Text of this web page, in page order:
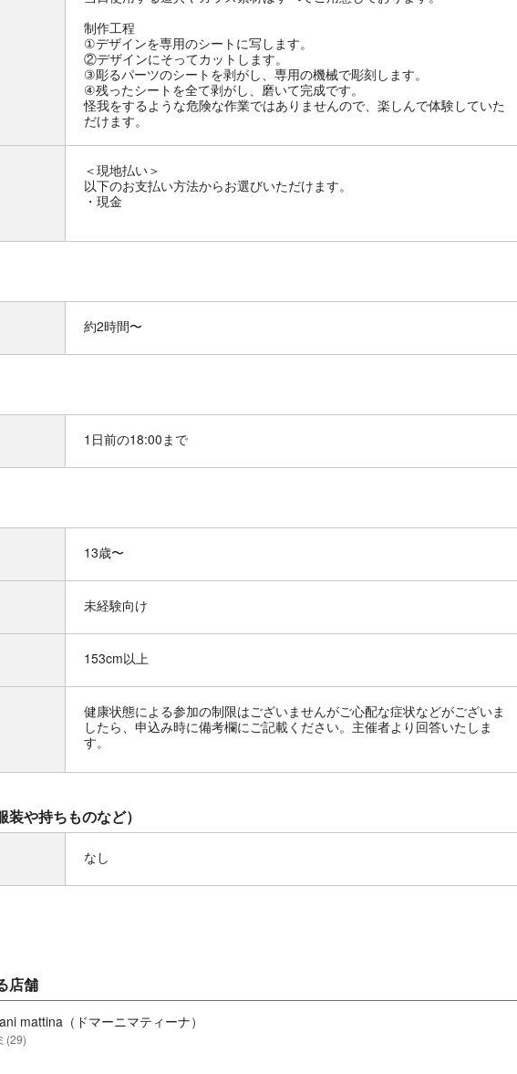
制作工程
①デザインを専用のシートに写します。
②デザインにそってカットします。
③彫るパーツのシートを剥がし、専用の機械で彫刻します。
④残ったシートを全て剥がし、磨いて完成です。
怪我をするような危険な作業ではありませんので、楽しんで体験していた
だけます。
＜現地払い＞
以下のお支払い方法からお選びいただけます。
・現金
約2時間〜
1日前の18:00まで
13歳〜
未経験向け
153cm以上
健康状態による参加の制限はございませんがご心配な症状などがございま
したら、申込み時に備考欄にご記載ください。主催者より回答いたしま
す。
や持ちものなど）
なし
店舗
mattina（ドマーニマティーナ）
(29)